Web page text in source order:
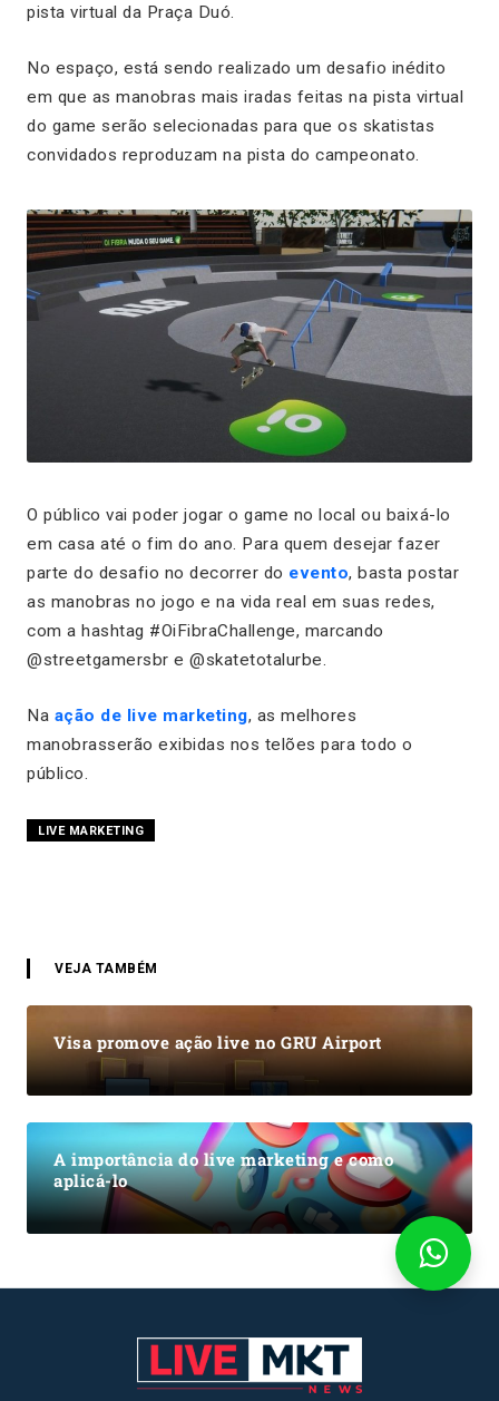
pista virtual da Praça Duó.
No espaço, está sendo realizado um desafio inédito
em que as manobras mais iradas feitas na pista virtual
do game serão selecionadas para que os skatistas
convidados reproduzam na pista do campeonato.
O público vai poder jogar o game no local ou baixá-lo
em casa até o fim do ano. Para quem desejar fazer
parte do desafio no decorrer do evento, basta postar
as manobras no jogo e na vida real em suas redes,
com a hashtag #OiFibraChallenge, marcando
@streetgamersbr e @skatetotalurbe.
Na ação de live marketing, as melhores
manobrasserão exibidas nos telões para todo o
público.
LIVE MARKETING
VEJA TAMBÉM
Visa promove ação live no GRU Airport
A importância do live marketing e como
aplicá-lo